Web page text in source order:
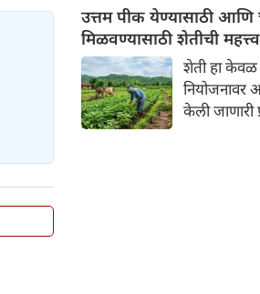
तुम्हाला काम
पगारही घेऊ
उत्तम पीक येण्यासाठी आणि
मिळवण्यासाठी शेतीची
शेती हा
नियोजनावर
केली जाणारी